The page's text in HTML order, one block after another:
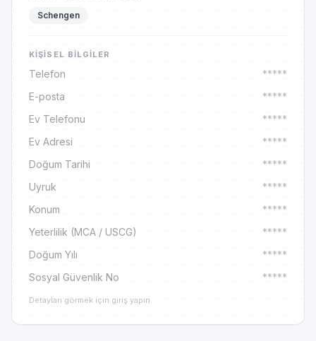
Schengen
KIŞISEL BILGILER
Telefon
*****
E-posta
*****
Ev Telefonu
*****
Ev Adresi
*****
Doğum Tarihi
*****
Uyruk
*****
Konum
*****
Yeterlilik (MCA / USCG)
*****
Doğum Yılı
*****
Sosyal Güvenlik No
*****
Detayları görmek için giriş yapın.